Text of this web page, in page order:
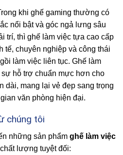
khi ghế gaming thường có
nổi bật và góc ngả lưng sâu
trí, thì ghế làm việc tựa cao cấp
tế, chuyên nghiệp và công thái
làm việc liên tục. Ghế làm
hỗ trợ chuẩn mực hơn cho
dài, mang lại vẻ đẹp sang trọng
văn phòng hiện đại.
chúng tôi
những sản phẩm ghế làm việc
lượng tuyệt đối: